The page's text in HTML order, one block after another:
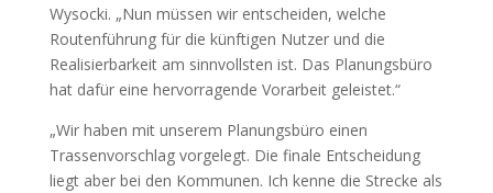
Wysocki. „Nun müssen wir entscheiden, welche
Routenführung für die künftigen Nutzer und die
Realisierbarkeit am sinnvollsten ist. Das Planungsbüro
hat dafür eine hervorragende Vorarbeit geleistet.“
„Wir haben mit unserem Planungsbüro einen
Trassenvorschlag vorgelegt. Die finale Entscheidung
liegt aber bei den Kommunen. Ich kenne die Strecke als